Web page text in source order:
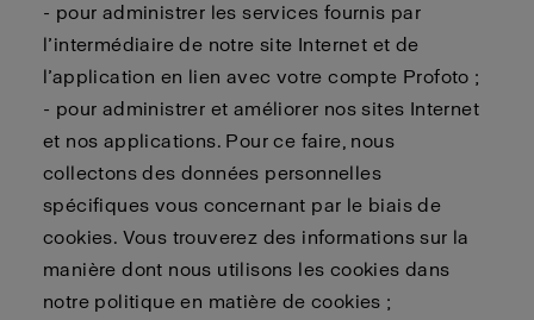
- pour administrer les services fournis par
l’intermédiaire de notre site Internet et de
l’application en lien avec votre compte Profoto ;
- pour administrer et améliorer nos sites Internet
et nos applications. Pour ce faire, nous
collectons des données personnelles
spécifiques vous concernant par le biais de
cookies. Vous trouverez des informations sur la
manière dont nous utilisons les cookies dans
notre politique en matière de cookies ;